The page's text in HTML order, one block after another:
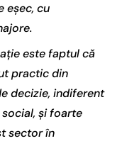
eșec, cu
este faptul că
practic din
decizie, indiferent
și foarte
sector în